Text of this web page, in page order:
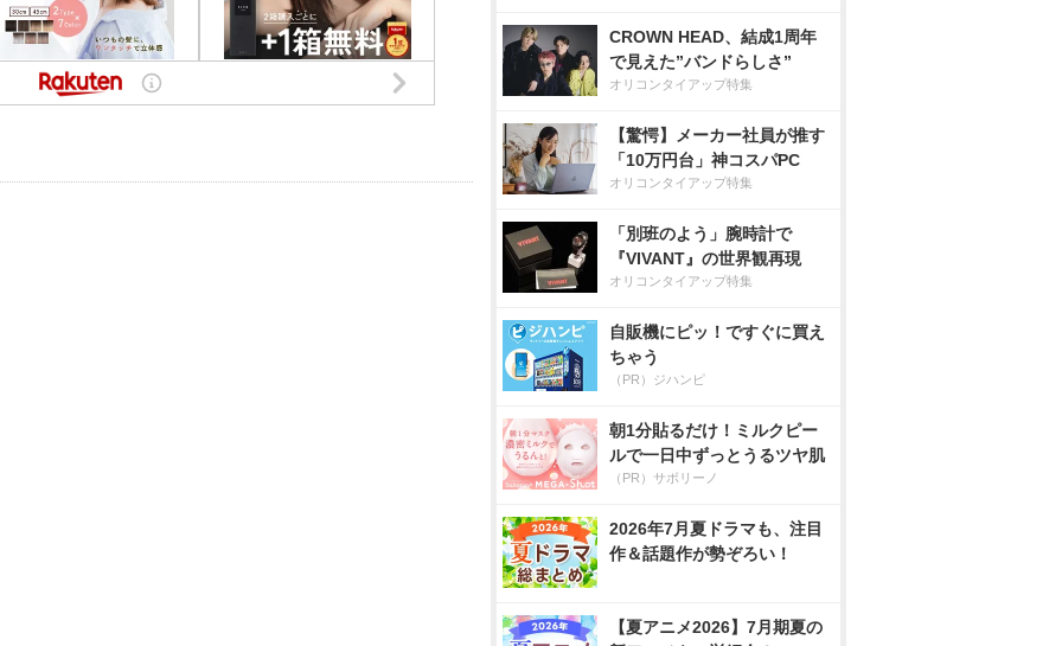
CROWN HEAD、結成1周年
で見えた”バンドらしさ”
オリコンタイアップ特集
【驚愕】メーカー社員が推す
「10万円台」神コスパPC
オリコンタイアップ特集
「別班のよう」腕時計で
『VIVANT』の世界観再現
オリコンタイアップ特集
自販機にピッ！ですぐに買え
ちゃう
（PR）ジハンピ
朝1分貼るだけ！ミルクピー
ルで一日中ずっとうるツヤ肌
（PR）サボリーノ
2026年7月夏ドラマも、注目
作＆話題作が勢ぞろい！
【夏アニメ2026】7月期夏の